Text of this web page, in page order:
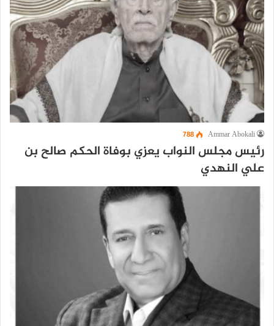
Ammar Abokali
788
رئيس مجلس النواب يعزي بوفاة الحكم صالح بن
علي النهدي